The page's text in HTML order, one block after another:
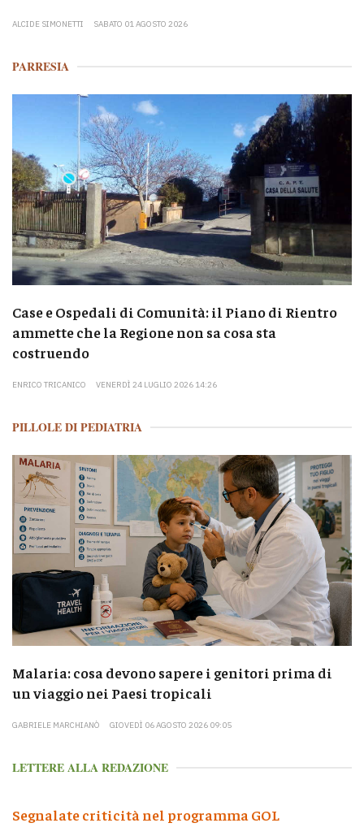
ALCIDE SIMONETTI SABATO 01 AGOSTO 2026
PARRESIA
Case e Ospedali di Comunità: il Piano di Rientro
ammette che la Regione non sa cosa sta
costruendo
ENRICO TRICANICO VENERDÌ 24 LUGLIO 2026 14:26
PILLOLE DI PEDIATRIA
Malaria: cosa devono sapere i genitori prima di
un viaggio nei Paesi tropicali
GABRIELE MARCHIANÒ GIOVEDÌ 06 AGOSTO 2026 09:05
LETTERE ALLA REDAZIONE
Segnalate criticità nel programma GOL